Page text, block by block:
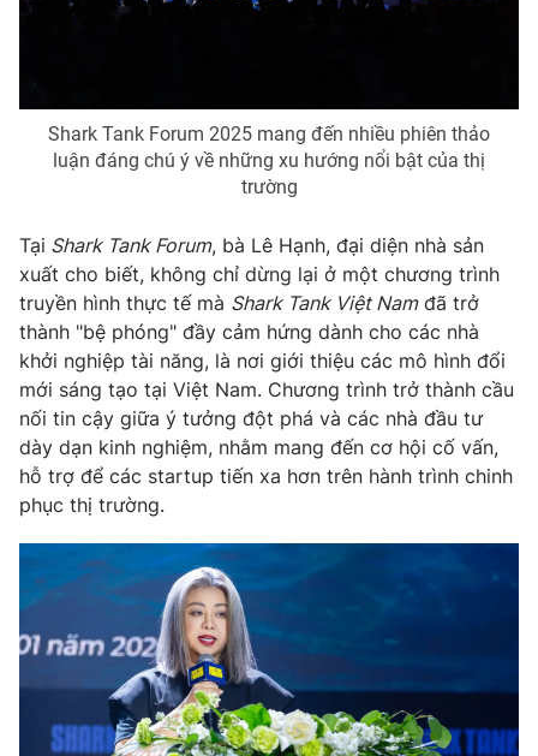
Liên hệ tòa soạn English
THỜI BÁO VTV
Theo dõi báo trên
Cơ quan chủ quản:Đài Truyền hình Việt Nam
Cơ quan báo chí: Thời báo VTV
Giấy phép hoạt động báo in và báo điện tử số 483/GP-BTTTT
cấp ngày 29/12/2023
Tổng Biên tập: Vũ Thanh Thủy
Phó Tổng Biên tập:Nguyễn Thị Mỹ Hạnh, Phạm Quốc Thắng,
Nguyễn Trọng Ninh
Tổng đài VTV:024.38 355 931 - 024.38 355 932
Ðiện thoại Thời báo VTV:024.66 897 897
Email:
toasoan@vtv.vn
Liên hệ quảng cáo:024-7300.7108
Shark Tank Forum 2025 mang đến nhiều phiên thảo
luận đáng chú ý về những xu hướng nổi bật của thị
trường
Tại Shark Tank Forum, bà Lê Hạnh, đại diện nhà sản
xuất cho biết, không chỉ dừng lại ở một chương trình
truyền hình thực tế mà Shark Tank Việt Namđã trở
thành "bệ phóng" đầy cảm hứng dành cho các nhà
khởi nghiệp tài năng, là nơi giới thiệu các mô hình đổi
mới sáng tạo tại Việt Nam. Chương trình trở thành cầu
nối tin cậy giữa ý tưởng đột phá và các nhà đầu tư
dày dạn kinh nghiệm, nhằm mang đến cơ hội cố vấn,
hỗ trợ để các startup tiến xa hơn trên hành trình chinh
phục thị trường.